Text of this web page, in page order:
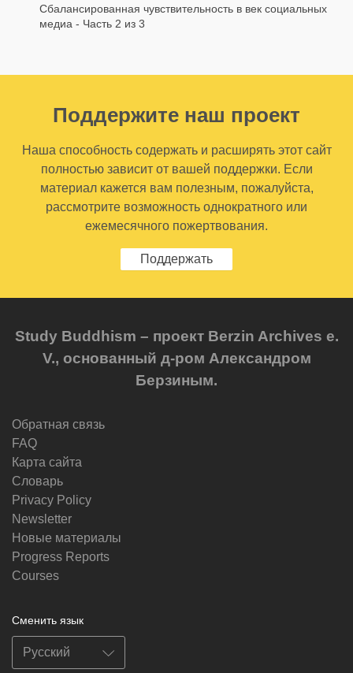
Сбалансированная чувствительность в век социальных
медиа - Часть 2 из 3
Поддержите наш проект
Наша способность содержать и расширять этот сайт
полностью зависит от вашей поддержки. Если
материал кажется вам полезным, пожалуйста,
рассмотрите возможность однократного или
ежемесячного пожертвования.
Поддержать
Study Buddhism – проект Berzin Archives e.
V., основанный д-ром Александром
Берзиным.
Обратная связь
FAQ
Карта сайта
Словарь
Privacy Policy
Newsletter
Новые материалы
Progress Reports
Courses
Сменить язык